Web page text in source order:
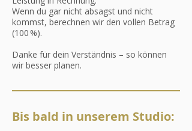
Wenn du gar nicht absagst und nicht
kommst, berechnen wir den vollen Betrag
(100 %).
Danke für dein Verständnis – so können
wir besser planen.
Bis bald in unserem Studio: